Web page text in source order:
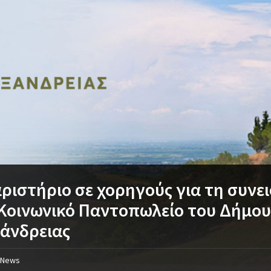
σε χορηγούς για τη
Παντοπωλείο του Δήμου
News